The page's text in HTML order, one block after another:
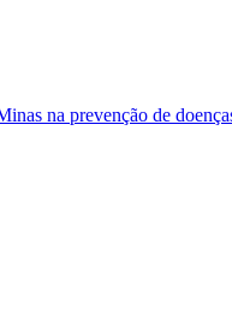
na prevenção de